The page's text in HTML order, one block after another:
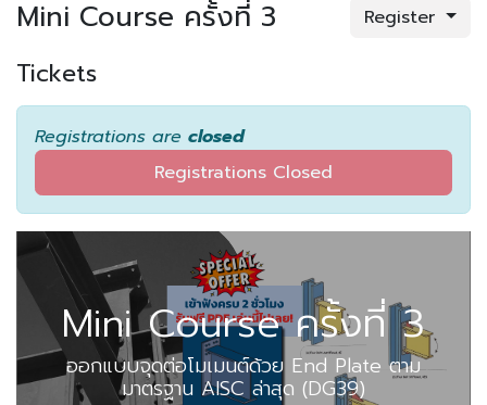
Mini Course ครั้งที่ 3 Register
Tickets
Registrations are closed
Registrations Closed
Mini Course ครั้งที่ 3
ออกแบบจุดต่อโมเมนต์ด้วย End Plate ตาม
มาตรฐาน AISC ล่าสุด (DG39)